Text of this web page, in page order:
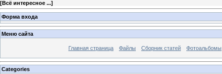
[Всё интересное ...]
Форма входа
Меню сайта
Главная страница Файлы Сборник статей Фотоальбомы
Categories